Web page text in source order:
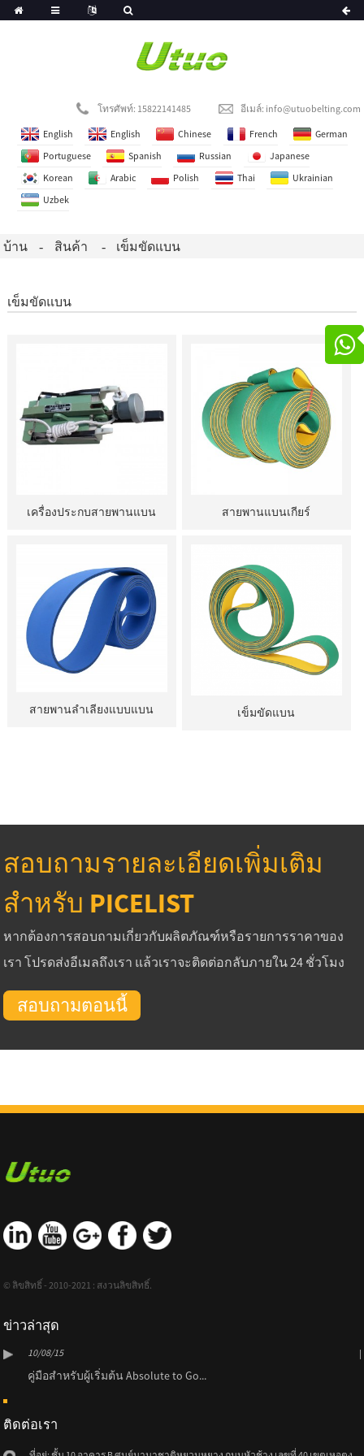
โทรศัพท์: 15822141485 อีเมล์: info@utuobelting.com
English English Chinese French
German
Portuguese
Spanish Russian
Japanese
Korean
Arabic Polish Thai
Ukrainian
Uzbek
บ้าน สินค้า เข็มขัดแบน
เข็มขัดแบน
เครื่องประกบสายพานแบน สายพานแบนเกียร์
สายพานลำเลียงแบบแบน เข็มขัดแบน
สอบถามรายละเอียดเพิ่มเติม
สำหรับ PICELIST
หากต้องการสอบถามเกี่ยวกับผลิตภัณฑ์หรือรายการราคาของ
เรา โปรดส่งอีเมลถึงเรา แล้วเราจะติดต่อกลับภายใน 24 ชั่วโมง
สอบถามตอนนี้
© ลิขสิทธิ์ - 2010-2021 : สงวนลิขสิทธิ์.
ข่าวล่าสุด
10/08/15
คู่มือสำหรับผู้เริ่มต้น Absolute to Go...
ติดต่อเรา
